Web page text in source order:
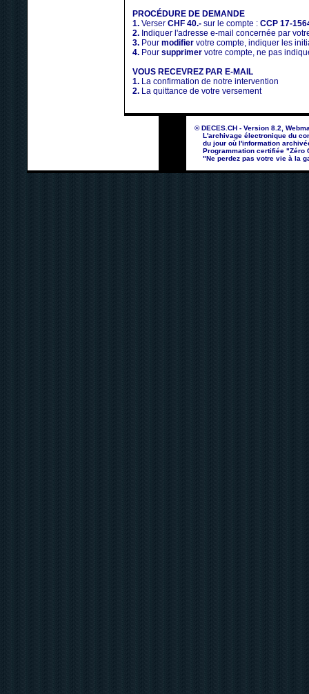
PROCÉDURE DE DEMANDE
1. Verser CHF 40.- sur le compte : CCP 17-
2. Indiquer l'adresse e-mail concernée par
3. Pour modifier votre compte, indiquer les
4. Pour supprimer votre compte, ne pas
VOUS RECEVREZ PAR E-MAIL
1. La confirmation de notre intervention
2. La quittance de votre versement
© DECES.CH - Version 8.2,
L'archivage électronique du
du jour où l'information
Programmation certifiée "Zéro
"Ne perdez pas votre vie à la